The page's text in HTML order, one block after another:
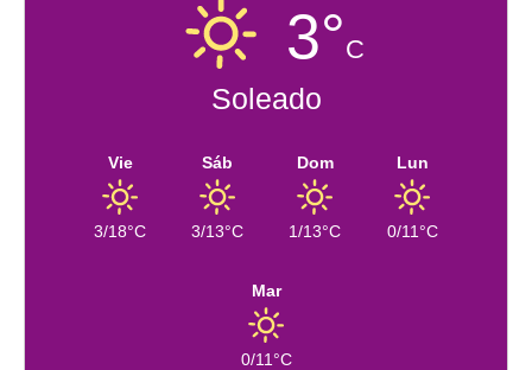
3°C
Soleado
Vie
3/18°C
Sáb
3/13°C
Dom
1/13°C
Lun
0/11°C
Mar
0/11°C